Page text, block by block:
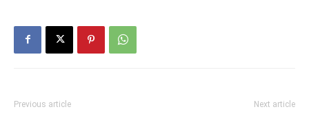
Previous article Next article